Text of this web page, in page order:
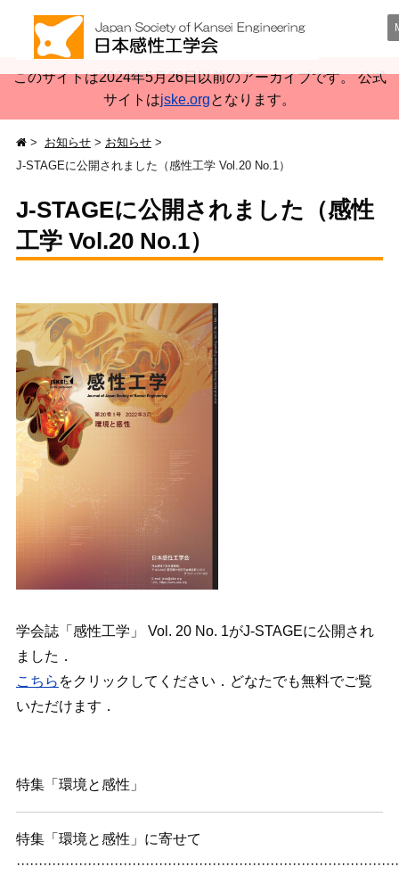
このサイトは2024年5月26日以前のアーカイブです。 公式
サイトはjske.orgとなります。
お知らせ
お知らせ
J-STAGEに公開されました（感性工学 Vol.20 No.1）
J-STAGEに公開されました（感性
工学 Vol.20 No.1）
学会誌「感性工学」 Vol. 20 No. 1がJ-STAGEに公開され
ました．
こちら をクリックしてください．どなたでも無料でご覧
いただけます．
特集「環境と感性」
特集「環境と感性」に寄せて